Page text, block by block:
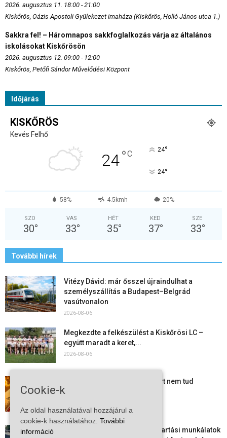
2026. augusztus 11. 18:00 - 21:00
Kiskőrös, Oázis Apostoli Gyülekezet imaháza (Kiskőrös, Holló János utca 1.)
Sakkra fel! – Háromnapos sakkfoglalkozás várja az általános
iskolásokat Kiskőrösön
2026. augusztus 12. 09:00 - 12:00
Kiskőrös, Petőfi Sándor Művelődési Központ
Időjárás
KISKŐRÖS
Kevés Felhő
24°C 24°
24°
58% 4.5kmh 20%
SZO
30°
VAS
33°
HÉT
35°
KED
37°
SZE
33°
További hírek
Vitézy Dávid: már ősszel újraindulhat a
személyszállítás a Budapest–Belgrád
vasútvonalon
2026-08-06
Megkezdte a felkészülést a Kiskőrösi LC –
együtt maradt a keret,...
2026-08-06
Mi történik Európa felett? Ezért nem tud
szabadulni a kontinens a...
Folyamatosak a nyári karbantartási munkálatok
Cookie-k
Az oldal használatával hozzájárul a
cookie-k használatához. További
információ